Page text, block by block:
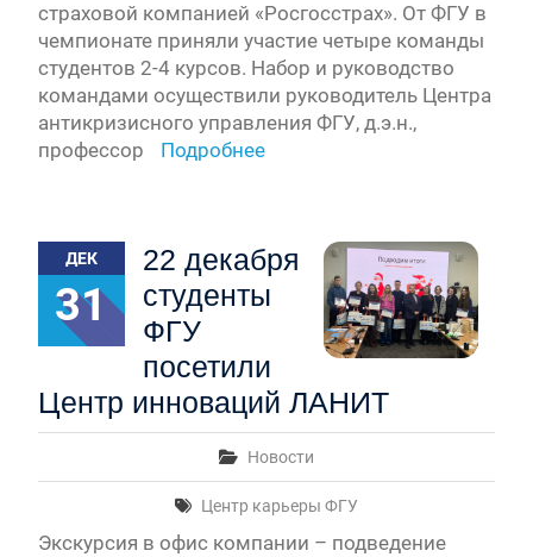
страховой компанией «Росгосстрах». От ФГУ в
чемпионате приняли участие четыре команды
студентов 2-4 курсов. Набор и руководство
командами осуществили руководитель Центра
антикризисного управления ФГУ, д.э.н.,
профессор
Подробнее
ДЕК
31
22 декабря
студенты
ФГУ
посетили
Центр инноваций ЛАНИТ
Новости
Центр карьеры ФГУ
Экскурсия в офис компании – подведение